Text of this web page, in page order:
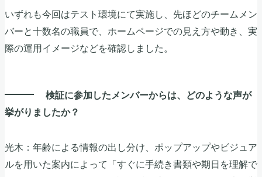
いずれも今回はテスト環境にて実施し、先ほどのチームメン
バーと十数名の職員で、ホームページでの見え方や動き、実
際の運用イメージなどを確認しました。
検証に参加したメンバーからは、どのような声が
挙がりましたか？
光木：年齢による情報の出し分け、ポップアップやビジュア
ルを用いた案内によって「すぐに手続き書類や期日を理解で